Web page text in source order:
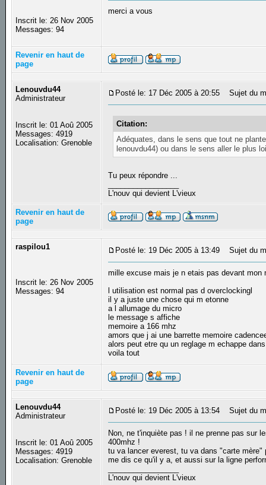
Inscrit le: 26 Nov 2005
Messages: 94
merci a vous
Revenir en haut de
page
Lenouvdu44
Administrateur
Inscrit le: 01 Aoû 2005
Messages: 4919
Localisation: Grenoble
Posté le: 17 Déc 2005 à 20:55 Sujet du
Citation:
Adéquates, dans le sens que tout ne
lenouvdu44) ou dans le sens aller le plus
Tu peux répondre ...
L'nouv qui devient L'vieux
Revenir en haut de
page
raspilou1
Inscrit le: 26 Nov 2005
Messages: 94
Posté le: 19 Déc 2005 à 13:49 Sujet du
mille excuse mais je n etais pas devant mon
l utilisation est normal pas d overclockingl
il y a juste une chose qui m etonne
a l allumage du micro
le message s affiche
memoire a 166 mhz
amors que j ai une barrette memoire
alors peut etre qu un reglage m echappe
voila tout
Revenir en haut de
page
Lenouvdu44
Administrateur
Inscrit le: 01 Aoû 2005
Messages: 4919
Localisation: Grenoble
Posté le: 19 Déc 2005 à 13:54 Sujet du
Non, ne t'inquiète pas ! il ne prenne pas sur
400mhz !
tu va lancer everest, tu va dans "carte
me dis ce qu'il y a, et aussi sur la ligne
L'nouv qui devient L'vieux